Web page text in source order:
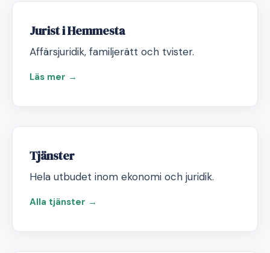
Jurist i Hemmesta
Affärsjuridik, familjerätt och tvister.
Läs mer →
Tjänster
Hela utbudet inom ekonomi och juridik.
Alla tjänster →